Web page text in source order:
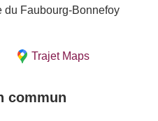
du Faubourg-Bonnefoy
Trajet Maps
commun